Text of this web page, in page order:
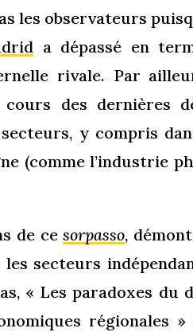
les observateurs
a dépassé en
rivale. Par
des dernières
y compris
(comme l’industrie
de cesorpasso,
secteurs
« Les paradoxes du
régionales »